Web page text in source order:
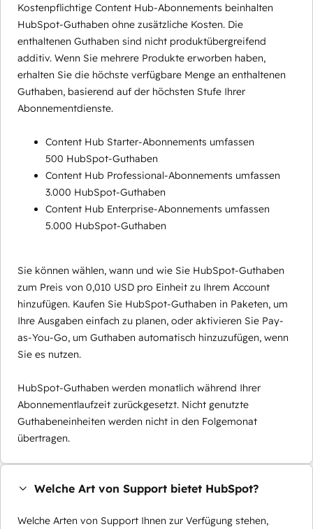
Kostenpflichtige Content Hub-Abonnements beinhalten
HubSpot-Guthaben ohne zusätzliche Kosten. Die
enthaltenen Guthaben sind nicht produktübergreifend
additiv. Wenn Sie mehrere Produkte erworben haben,
erhalten Sie die höchste verfügbare Menge an enthaltenen
Guthaben, basierend auf der höchsten Stufe Ihrer
Abonnementdienste.
Content Hub Starter-Abonnements umfassen
500 HubSpot-Guthaben
Content Hub Professional-Abonnements umfassen
3.000 HubSpot-Guthaben
Content Hub Enterprise-Abonnements umfassen
5.000 HubSpot-Guthaben
Sie können wählen, wann und wie Sie HubSpot-Guthaben
zum Preis von 0,010 USD pro Einheit zu Ihrem Account
hinzufügen. Kaufen Sie HubSpot-Guthaben in Paketen, um
Ihre Ausgaben einfach zu planen, oder aktivieren Sie Pay-
as-You-Go, um Guthaben automatisch hinzuzufügen, wenn
Sie es nutzen.
HubSpot-Guthaben werden monatlich während Ihrer
Abonnementlaufzeit zurückgesetzt. Nicht genutzte
Guthabeneinheiten werden nicht in den Folgemonat
übertragen.
Welche Art von Support bietet HubSpot?
Welche Arten von Support Ihnen zur Verfügung stehen,